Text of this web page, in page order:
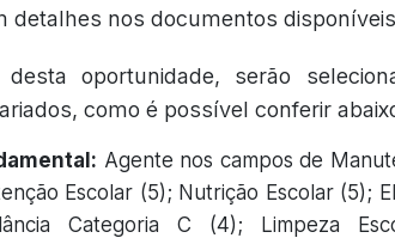
detalhes nos documentos
desta oportunidade, serão
como é possível conferir
Agente nos campos de
Escolar (5); Nutrição Escolar (5);
Categoria C (4); Limpeza